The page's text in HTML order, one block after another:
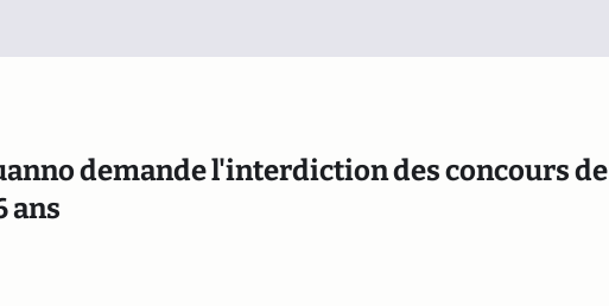
demande l'interdiction des concours de
ans